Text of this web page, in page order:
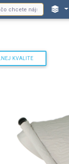
KVALITE